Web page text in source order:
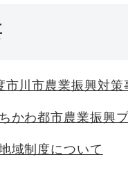
市川市農業振興対
かわ都市農業振興
域制度について